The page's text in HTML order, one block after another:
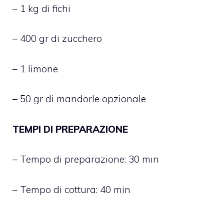
– 1 kg di fichi
– 400 gr di zucchero
– 1 limone
– 50 gr di mandorle opzionale
TEMPI DI PREPARAZIONE
– Tempo di preparazione: 30 min
– Tempo di cottura: 40 min